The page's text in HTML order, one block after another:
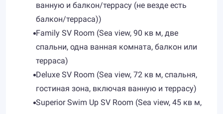
ванную и балкон/террасу (не везде есть
балкон/терраса))
Family SV Room (Sea view, 90 кв м, две
спальни, одна ванная комната, балкон или
терраса)
Deluxe SV Room (Sea view, 72 кв м, спальня,
гостиная зона, включая ванную и террасу)
Superior Swim Up SV Room (Sea view, 45 кв м,